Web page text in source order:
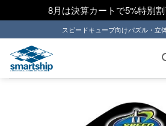
8月は決算カートで5%特別割
to
content
スピードキューブ向けパズル・立